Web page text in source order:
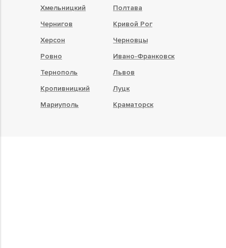
Хмельницкий
Полтава
Чернигов
Кривой Рог
Херсон
Черновцы
Ровно
Ивано-Франковск
Тернополь
Львов
Кропивницкий
Луцк
Мариуполь
Краматорск